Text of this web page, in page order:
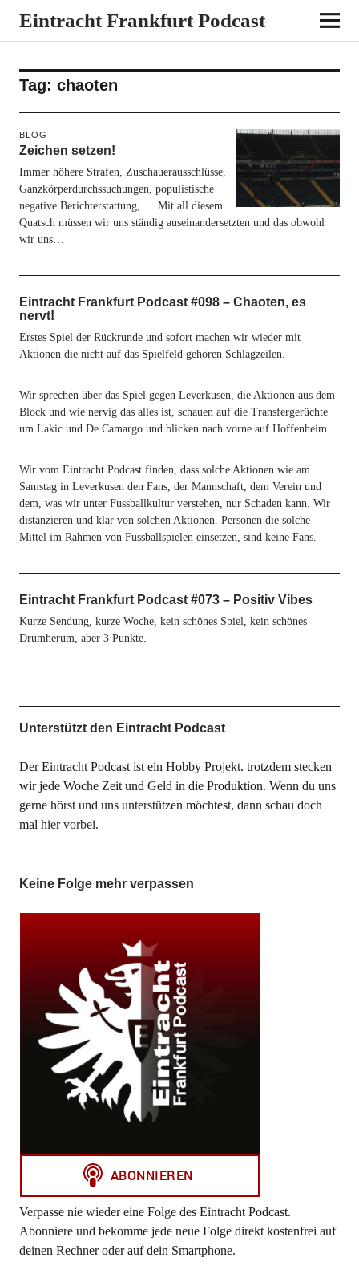
Eintracht Frankfurt Podcast
Tag: chaoten
BLOG
Zeichen setzen!
Immer höhere Strafen, Zuschauerausschlüsse,
Ganzkörperdurchssuchungen, populistische
negative Berichterstattung, … Mit all diesem
Quatsch müssen wir uns ständig auseinandersetzten und das obwohl
wir uns…
Eintracht Frankfurt Podcast #098 – Chaoten, es
nervt!
Erstes Spiel der Rückrunde und sofort machen wir wieder mit
Aktionen die nicht auf das Spielfeld gehören Schlagzeilen.
Wir sprechen über das Spiel gegen Leverkusen, die Aktionen aus dem
Block und wie nervig das alles ist, schauen auf die Transfergerüchte
um Lakic und De Camargo und blicken nach vorne auf Hoffenheim.
Wir vom Eintracht Podcast finden, dass solche Aktionen wie am
Samstag in Leverkusen den Fans, der Mannschaft, dem Verein und
dem, was wir unter Fussballkultur verstehen, nur Schaden kann. Wir
distanzieren und klar von solchen Aktionen. Personen die solche
Mittel im Rahmen von Fussballspielen einsetzen, sind keine Fans.
Eintracht Frankfurt Podcast #073 – Positiv Vibes
Kurze Sendung, kurze Woche, kein schönes Spiel, kein schönes
Drumherum, aber 3 Punkte.
Unterstützt den Eintracht Podcast
Der Eintracht Podcast ist ein Hobby Projekt. trotzdem stecken
wir jede Woche Zeit und Geld in die Produktion. Wenn du uns
gerne hörst und uns unterstützen möchtest, dann schau doch
mal hier vorbei.
Keine Folge mehr verpassen
Verpasse nie wieder eine Folge des Eintracht Podcast.
Abonniere und bekomme jede neue Folge direkt kostenfrei auf
deinen Rechner oder auf dein Smartphone.